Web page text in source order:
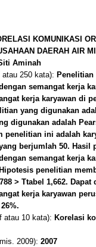
KOMUNIKASI
DAERAH AIR
Aminah
250 kata):
semangat kerja
kerja karyawan di
yang digunakan
digunakan adalah
penelitian ini adalah
berjumlah 50.
semangat kerja
penelitian
> Ttabel 1,662.
kerja karyawan
atau 10 kata): Korelasi
2009): 2007